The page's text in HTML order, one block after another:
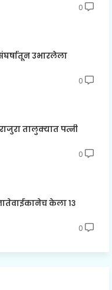
0
उभारलेला
0
तालुक्यात पत्नी
0
केला १३
0